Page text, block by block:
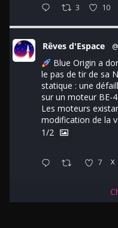
3 10
Rêves d'Espace
Blue Origin a
le pas de tir de sa
statique : une
sur un moteur BE-4.
Les moteurs
modification de la
1/2
7 X